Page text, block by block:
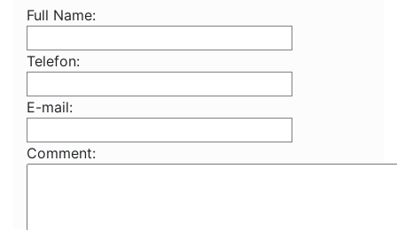
Full Name:
Telefon:
E-mail:
Comment: